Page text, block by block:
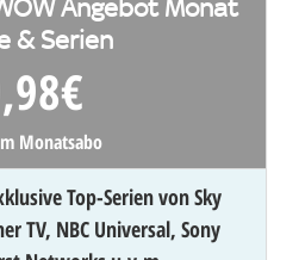
& Serien
€
Monatsabo
Top-Serien von Sky
TV, NBC Universal, Sony